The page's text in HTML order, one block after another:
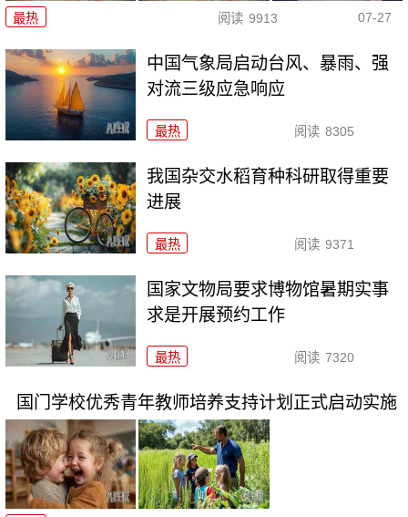
最热 阅读 9913 07-27
中国气象局启动台风、暴雨、强
对流三级应急响应
最热 阅读 8305
我国杂交水稻育种科研取得重要
进展
最热 阅读 9371
国家文物局要求博物馆暑期实事
求是开展预约工作
最热 阅读 7320
国门学校优秀青年教师培养支持计划正式启动实施